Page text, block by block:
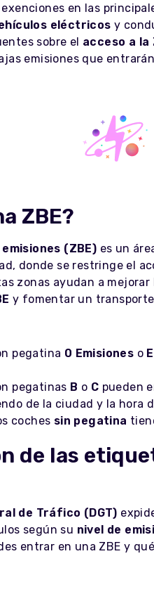
en las
eléctricos y
sobre el acceso a la
emisiones que
ZBE?
(ZBE) es un
donde se restringe el
zonas ayudan a mejorar
y fomentar un transporte
pegatina 0 Emisiones o
pegatinas B o C pueden
de la ciudad y la hora
coches sin pegatina
de las
de Tráfico (DGT)
según su nivel de
entrar en una ZBE y qué